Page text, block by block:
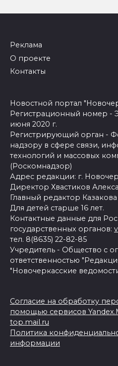
Реклама
О проекте
Контакты
Новостной портал
Регистрационный номер -
июня 2020 г.
Регистрирующий орган -
надзору в сфере связи,
технологий и массовых
(Роскомнадзор)
Адрес редакции: г.
Директор Хвастиков
Главный редактор
Для детей старше 16 лет.
Контактные данные для
государственных органов:
тел. 8(8635) 22-82-85
Учредитель - Общество с
ответственностью
"Новочеркасские
Согласие на обработку
помощью сервисов
top.mail.ru
Политика
информации